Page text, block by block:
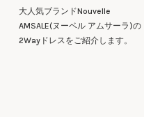
大人気ブランドNouvelle
AMSALE(ヌーベル アムサーラ)の
2Wayドレスをご紹介します。